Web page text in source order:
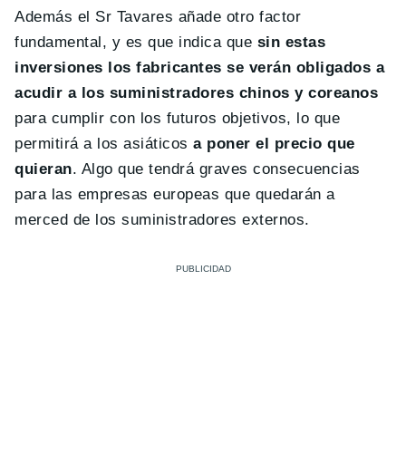
Además el Sr Tavares añade otro factor
fundamental, y es que indica que sin estas
inversiones los fabricantes se verán obligados a
acudir a los suministradores chinos y coreanos
para cumplir con los futuros objetivos, lo que
permitirá a los asiáticosa poner el precio que
quieran. Algo que tendrá graves consecuencias
para las empresas europeas que quedarán a
merced de los suministradores externos.